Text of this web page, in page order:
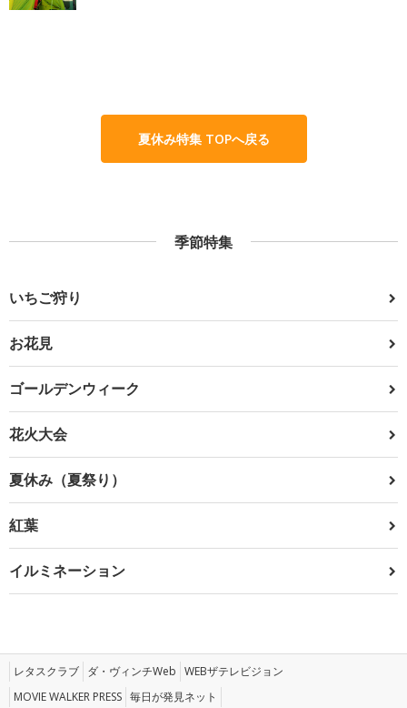
夏休み特集 TOPへ戻る
季節特集
いちご狩り
お花見
ゴールデンウィーク
花火大会
夏休み（夏祭り）
紅葉
イルミネーション
レタスクラブ ダ・ヴィンチWeb WEBザテレビジョン
MOVIE WALKER PRESS 毎日が発見ネット